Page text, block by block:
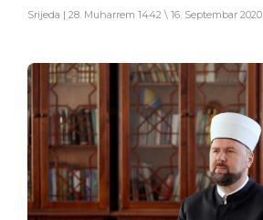
Srijeda | 28. Muharrem 1442 \ 16. Septembar 2020